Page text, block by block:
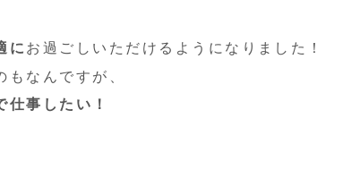
に お過ごしいただけるようになりました！
もなんですが、
仕事したい！